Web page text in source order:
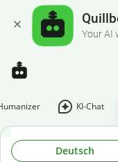
Your AI
KI-Chat
Deutsch